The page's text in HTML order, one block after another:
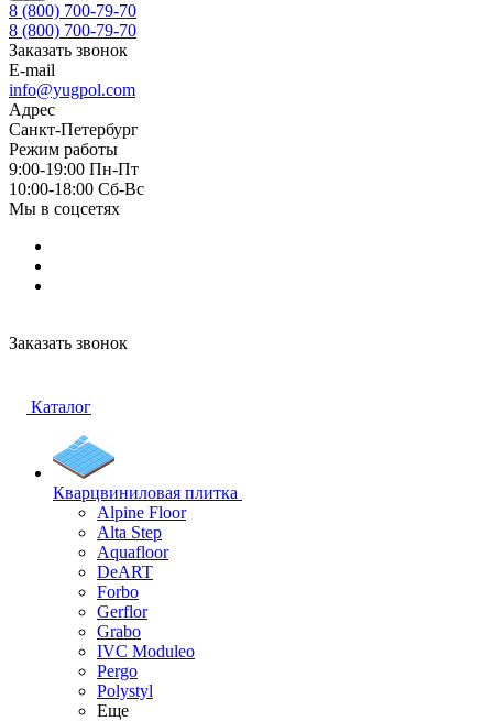
8 (800) 700-79-70
8 (800) 700-79-70
Заказать звонок
E-mail
info@yugpol.com
Адрес
Санкт-Петербург
Режим работы
9:00-19:00 Пн-Пт
10:00-18:00 Cб-Вс
Мы в соцсетях
Заказать звонок
Каталог
Кварцвиниловая плитка
Alpine Floor
Alta Step
Aquafloor
DeART
Forbo
Gerflor
Grabo
IVC Moduleo
Pergo
Polystyl
Еще